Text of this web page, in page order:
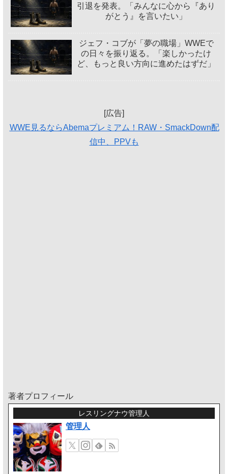
引退を発表。「みんなに心から『あり
がとう』を言いたい」
ジェフ・コブが「夢の職場」WWEで
の日々を振り返る。「楽しかったけ
ど、もっと良い方向に進めたはずだ」
[広告]
WWE見るならAbemaプレミアム！RAW・SmackDown配
信中、PPVも
著者プロフィール
レスリングナウ管理人
管理人